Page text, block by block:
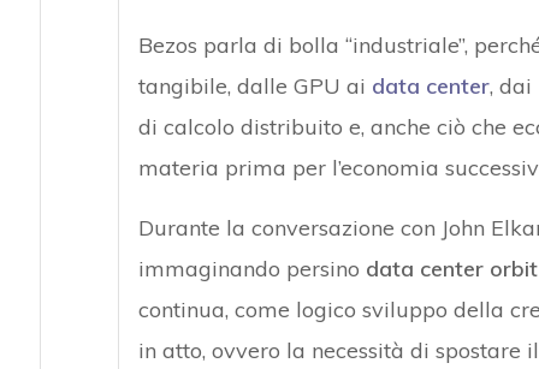
Bezos parla di bolla “industriale”,
tangibile, dalle GPU ai data center, dai
di calcolo distribuito e, anche ciò che
materia prima per l’economia
Durante la conversazione con John
immaginando persino data center
continua, come logico sviluppo della
in atto, ovvero la necessità di spostare